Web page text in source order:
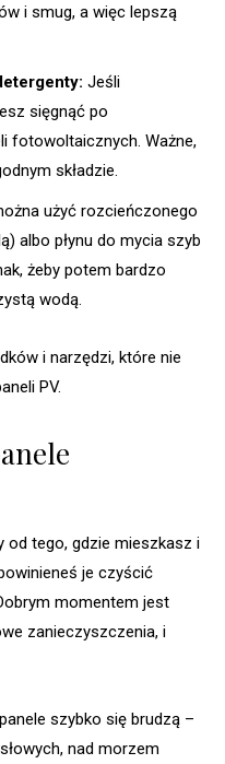
i smug, a więc lepszą
Jeśli
sięgnąć po
fotowoltaicznych. Ważne,
składzie.
użyć rozcieńczonego
albo płynu do mycia szyb
żeby potem bardzo
wodą.
i narzędzi, które nie
PV.
tego, gdzie mieszkasz i
je czyścić
momentem jest
zanieczyszczenia, i
szybko się brudzą –
nad morzem